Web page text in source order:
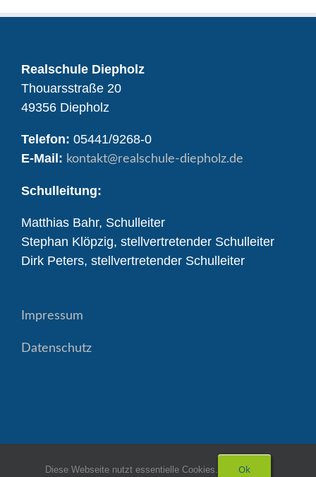
Realschule Diepholz
Thouarsstraße 20
49356 Diepholz
Telefon: 05441/9268-0
E-Mail: kontakt@realschule-diepholz.de
Schulleitung:
Matthias Bahr, Schulleiter
Stephan Klöpzig, stellvertretender Schulleiter
Dirk Peters, stellvertretender Schulleiter
Impressum
Datenschutz
Diese Webseite nutzt essentielle Cookies. Ok